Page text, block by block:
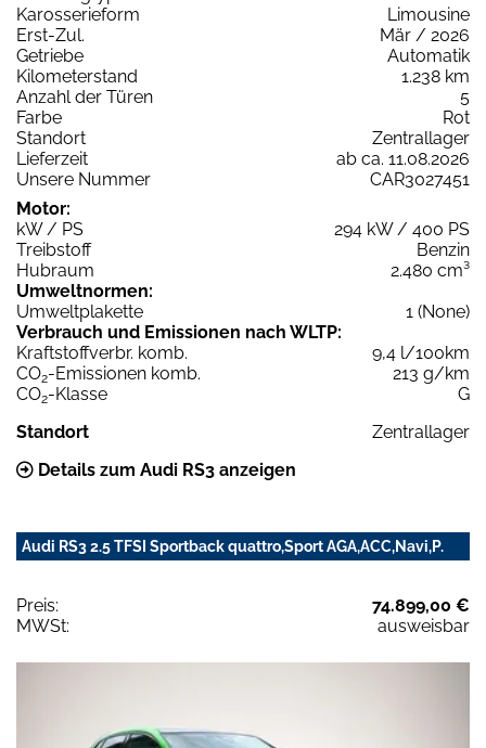
Karosserieform
Limousine
Erst-Zul.
Mär / 2026
Getriebe
Automatik
Kilometerstand
1.238 km
Anzahl der Türen
5
Farbe
Rot
Standort
Zentrallager
Lieferzeit
ab ca. 11.08.2026
Unsere Nummer
CAR3027451
Motor:
kW / PS
294 kW / 400 PS
Treibstoff
Benzin
Hubraum
2.480 cm³
Umweltnormen:
Umweltplakette
1 (None)
Verbrauch und Emissionen nach WLTP:
Kraftstoffverbr. komb.
9,4 l/100km
CO2-Emissionen komb.
213 g/km
CO2-Klasse
G
Standort
Zentrallager
Details zum Audi RS3 anzeigen
Audi RS3 2.5 TFSI Sportback quattro,Sport AGA,ACC,Navi,P.
Preis:
74.899,00 €
MWSt:
ausweisbar